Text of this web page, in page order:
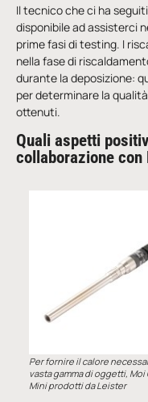
Il tecnico che ci ha
disponibile ad assisterci
prime fasi di testing. I
nella fase di
durante la deposizione:
per determinare la
ottenuti.
Quali aspetti
collaborazione con
Per fornire il calore
vasta gamma di oggetti,
Mini prodotti da Leister